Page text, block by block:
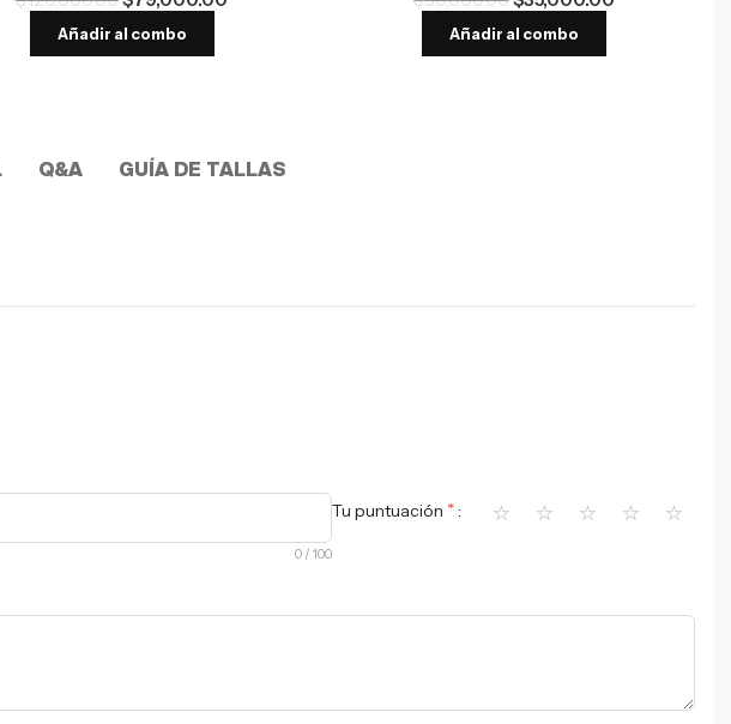
Añadir al combo Añadir al combo
Q&A GUÍA DE TALLAS
0 / 100
Tu puntuación * ⭐ ⭐ ⭐ ⭐ ⭐